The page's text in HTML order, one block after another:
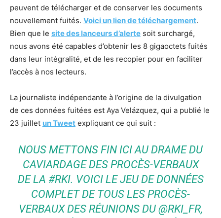
peuvent de télécharger et de conserver les documents
nouvellement fuités. Voici un lien de téléchargement.
Bien que le site des lanceurs d’alerte soit surchargé,
nous avons été capables d’obtenir les 8 gigaoctets fuités
dans leur intégralité, et de les recopier pour en faciliter
l’accès à nos lecteurs.
La journaliste indépendante à l’origine de la divulgation
de ces données fuitées est Aya Velázquez, qui a publié le
23 juillet un Tweet expliquant ce qui suit :
NOUS METTONS FIN ICI AU DRAME DU
CAVIARDAGE DES PROCÈS-VERBAUX
DE LA #RKI. VOICI LE JEU DE DONNÉES
COMPLET DE TOUS LES PROCÈS-
VERBAUX DES RÉUNIONS DU @RKI_FR,